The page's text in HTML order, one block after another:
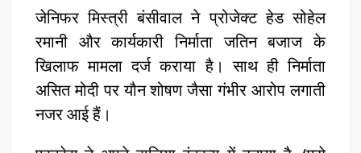
जेनिफर मिस्त्री बंसीवाल ने प्रोजेक्ट हेड सोहेल
रमानी और कार्यकारी निर्माता जतिन बजाज के
खिलाफ मामला दर्ज कराया है। साथ ही निर्माता
असित मोदी पर यौन शोषण जैसा गंभीर आरोप लगाती
नजर आई हैं।